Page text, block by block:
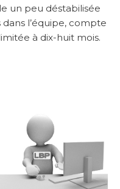
un peu déstabilisée
l’équipe, compte
à dix-huit mois.